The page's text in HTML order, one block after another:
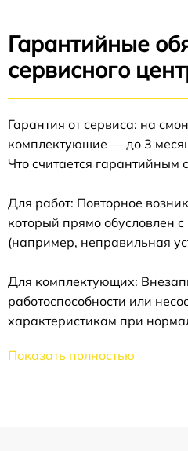
Гарантийные
сервисного
Гарантия от сервиса: на
комплектующие — до 3
Что считается гарантийным
Для работ: Повторное
который прямо обусловлен
(например, неправильная
Для комплектующих:
работоспособности или
характеристикам при
Показать полностью